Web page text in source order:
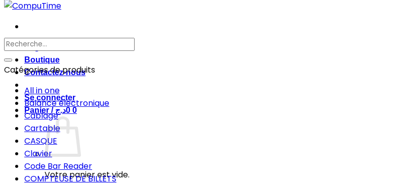
Page d’accueil
Boutique
Contactez-nous
Se connecter
Panier /
0د.ج 0
Votre panier est vide.
Recherche
pour :
Catégories de produits
All in one
Balance électronique
Cablage
Cartable
CASQUE
Clavier
Code Bar Reader
COMPTEUSE DE BILLETS